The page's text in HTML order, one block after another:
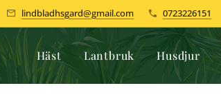
lindbladhsgard@gmail.com 0723226151
Häst Lantbruk Husdjur